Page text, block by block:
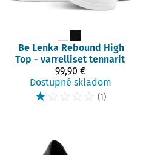
Be Lenka Rebound High
Top - varrelliset tennarit
99,90 €
Dostupné skladom
☆☆ ☆ ☆ ☆ (1)